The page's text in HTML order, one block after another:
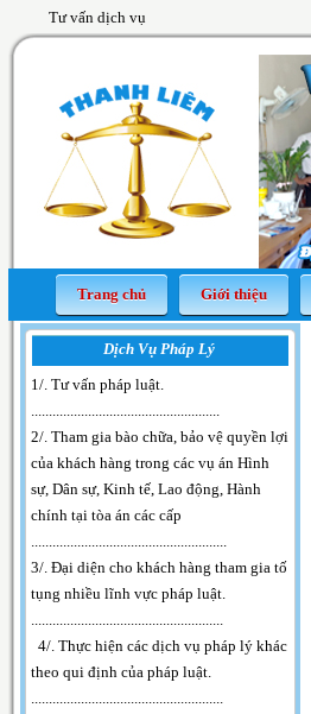
Tư vấn dịch vụ
Trang chủ Giới thiệu
Dịch Vụ Pháp Lý
1/. Tư vấn pháp luật.
.....................................................
2/. Tham gia bào chữa, bảo vệ quyền lợi
của khách hàng trong các vụ án Hình
sự, Dân sự, Kinh tế, Lao động, Hành
chính tại tòa án các cấp
.......................................................
3/. Đại diện cho khách hàng tham gia tố
tụng nhiều lĩnh vực pháp luật.
......................................................
4/. Thực hiện các dịch vụ pháp lý khác
theo qui định của pháp luật.
......................................................